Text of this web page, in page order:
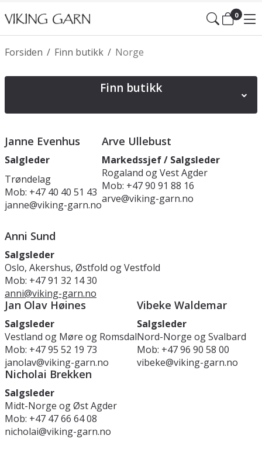
0
/
Forsiden /
Finn butikk Norge
Finn butikk
Litauen
Estland England UK
Janne Evenhus
Salgleder
Trøndelag
Mob: +47 40 40 51 43
janne@viking-garn.no
Arve Ullebust
Markedssjef / Salgsleder
Rogaland og Vest Agder
Mob: +47 90 91 88 16
arve@viking-garn.no
Anni Sund
Salgsleder
Oslo, Akershus, Østfold og Vestfold
Mob: +47 91 32 14 30
anni@viking-garn.no
Jan Olav Høines
Salgsleder
Vestland og Møre og Romsdal
Mob: +47 95 52 19 73
janolav@viking-garn.no
Vibeke Waldemar
Salgsleder
Nord-Norge og Svalbard
Mob: +47 96 90 58 00
vibeke@viking-garn.no
Nicholai Brekken
Salgsleder
Midt-Norge og Øst Agder
Mob: +47 47 66 64 08
nicholai@viking-garn.no